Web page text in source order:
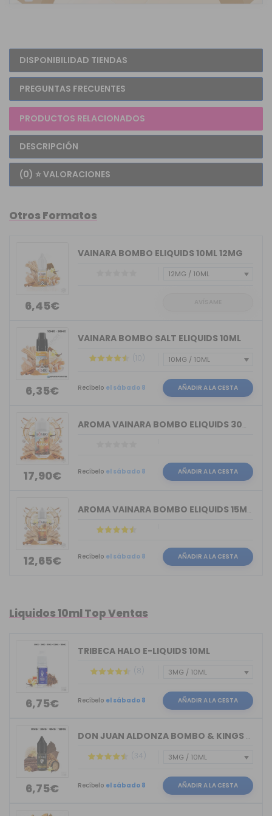
DISPONIBILIDAD TIENDAS
PREGUNTAS FRECUENTES
PRODUCTOS RELACIONADOS
DESCRIPCIÓN
(0) ⭐ VALORACIONES
Otros Formatos
6,45€
VAINARA BOMBO ELIQUIDS 10ML 12MG
6,35€
VAINARA BOMBO SALT ELIQUIDS 10ML
(10)
Recíbelo el sábado 8 AÑADIR A LA CESTA
17,90€
AROMA VAINARA BOMBO ELIQUIDS 30ML LON...
Recíbelo el sábado 8 AÑADIR A LA CESTA
12,65€
AROMA VAINARA BOMBO ELIQUIDS 15ML LON...
Recíbelo el sábado 8 AÑADIR A LA CESTA
Liquidos 10ml Top Ventas
6,75€
TRIBECA HALO E-LIQUIDS 10ML
(8)
Recíbelo el sábado 8 AÑADIR A LA CESTA
6,75€
DON JUAN ALDONZA BOMBO & KINGS CREST ...
(34)
Recíbelo el sábado 8 AÑADIR A LA CESTA